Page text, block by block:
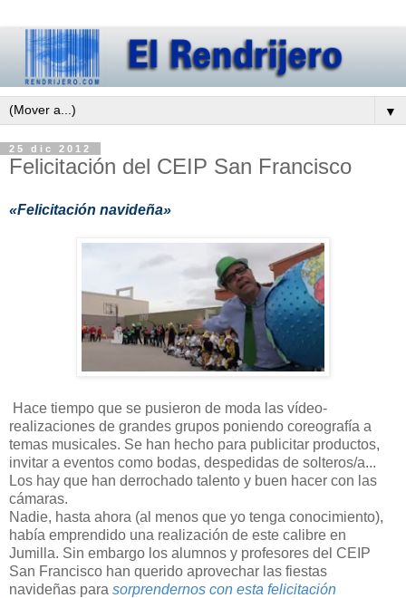
▼
25 dic 2012
Felicitación del CEIP San Francisco
«Felicitación navideña»
Hace tiempo que se pusieron de moda las vídeo-
realizaciones de grandes grupos poniendo coreografía a
temas musicales. Se han hecho para publicitar productos,
invitar a eventos como bodas, despedidas de solteros/a...
Los hay que han derrochado talento y buen hacer con las
cámaras.
Nadie, hasta ahora (al menos que yo tenga conocimiento),
había emprendido una realización de este calibre en
Jumilla. Sin embargo los alumnos y profesores del CEIP
San Francisco han querido aprovechar las fiestas
navideñas para sorprendernos con esta felicitación